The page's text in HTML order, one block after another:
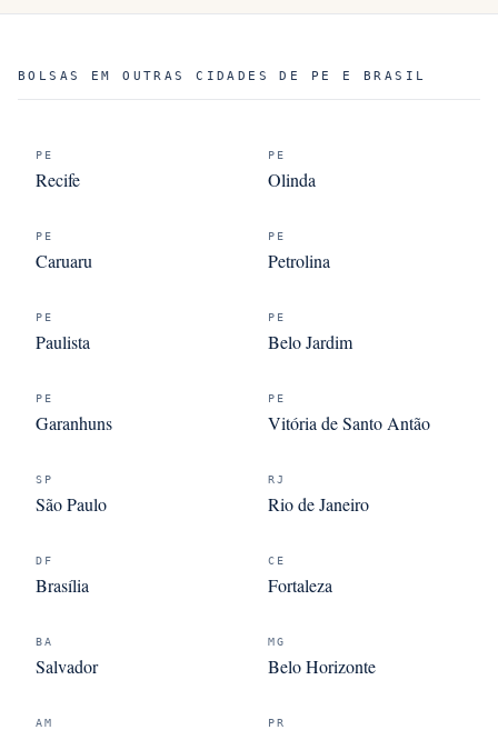
BOLSAS EM OUTRAS CIDADES DE PE E BRASIL
PE
Recife
PE
Olinda
PE
Caruaru
PE
Petrolina
PE
Paulista
PE
Belo Jardim
PE
Garanhuns
PE
Vitória de Santo Antão
SP
São Paulo
RJ
Rio de Janeiro
DF
Brasília
CE
Fortaleza
BA
Salvador
MG
Belo Horizonte
AM PR